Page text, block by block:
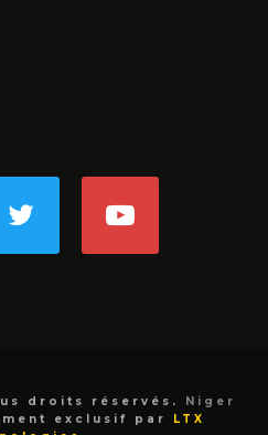
droits réservés. Niger
exclusif par
LTX